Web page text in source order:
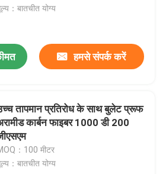
：बातचीत योग्य
हमसे संपर्क करें
तापमान प्रतिरोध के साथ बुलेट प्रूफ
कार्बन फाइबर 1000 डी 200
：100 मीटर
：बातचीत योग्य